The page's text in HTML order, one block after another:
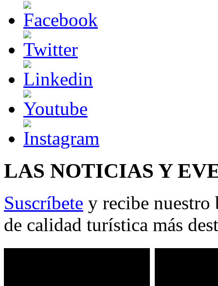
LAS NOTICIAS Y
Suscríbete y recibe nuestro
de calidad turística más